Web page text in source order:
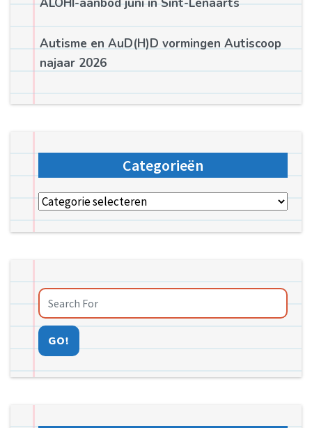
ALOHI-aanbod juni in Sint-Lenaarts
Autisme en AuD(H)D vormingen Autiscoop
najaar 2026
Categorieën
Categorieën
GO!